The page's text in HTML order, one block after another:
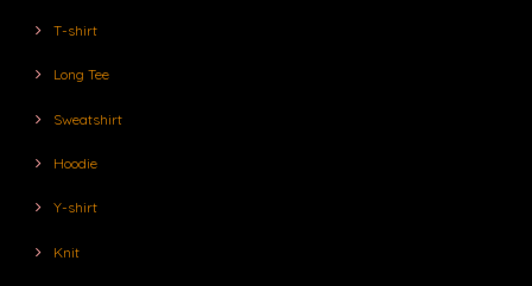
T-shirt
Long Tee
Sweatshirt
Hoodie
Y-shirt
Knit